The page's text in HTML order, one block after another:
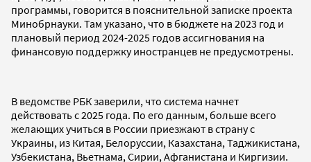
программы, говорится в пояснительной записке проекта
Минобрнауки. Там указано, что в бюджете на 2023 год и
плановый период 2024-2025 годов ассигнования ‎на
финансовую поддержку иностранцев не предусмотрены.
В ведомстве РБК заверили, что система начнет
действовать с 2025 года. По его данным, больше всего
желающих учиться в России приезжают в страну с
Украины, из Китая, Белоруссии, Казахстана, Таджикистана,
Узбекистана, Вьетнама, Сирии, Афганистана и Киргизии.